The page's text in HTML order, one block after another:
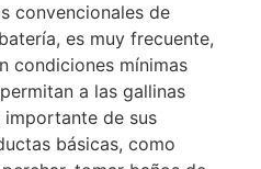
convencionales de
es muy frecuente,
condiciones mínimas
a las gallinas
de sus
básicas, como